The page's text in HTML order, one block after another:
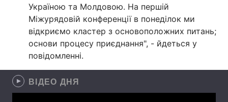
Україною та Молдовою. На першій
Міжурядовій конференції в понеділок ми
відкриємо кластер з основоположних питань;
основи процесу приєднання", - йдеться у
повідомленні.
ВІДЕО ДНЯ